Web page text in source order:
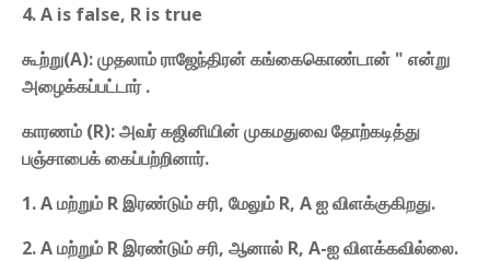
4. A is false, R is true
கூற்று(A): முதலாம் ராஜேந்திரன் கங்கைகொண்டான் " என்று
அழைக்கப்பட்டார் .
காரணம் (R): அவர் கஜினியின் முகமதுவை தோற்கடித்து
பஞ்சாபைக் கைப்பற்றினார்.
1. A மற்றும் R இரண்டும் சரி, மேலும் R, A ஐ விளக்குகிறது.
2. A மற்றும் R இரண்டும் சரி, ஆனால் R, A-ஐ விளக்கவில்லை.